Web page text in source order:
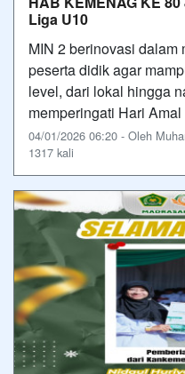
Liga U10
MIN 2 berinovasi dalam
peserta didik agar
level, dari lokal hingga
memperingati Hari
04/01/2026 06:20 - Oleh
1317 kali